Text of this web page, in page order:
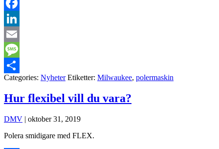
Facebook
LinkedIn
Email
Message
Dela
Categories: Nyheter Etiketter: Milwaukee, polermaskin
Hur flexibel vill du vara?
DMV | oktober 31, 2019
Polera smidigare med FLEX.